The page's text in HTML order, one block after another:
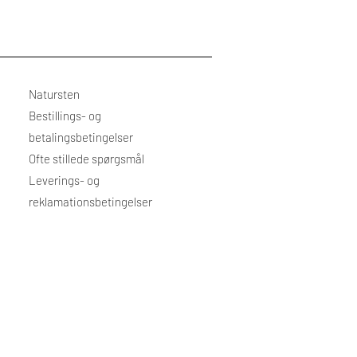
Natursten
Bestillings- og
betalingsbetingelser
Ofte stillede spørgsmål
Leverings- og
reklamationsbetingelser